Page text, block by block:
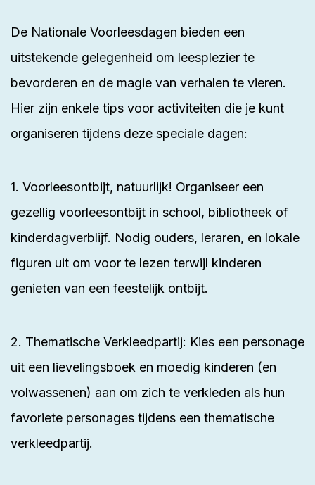
De Nationale Voorleesdagen bieden een
uitstekende gelegenheid om leesplezier te
bevorderen en de magie van verhalen te vieren.
Hier zijn enkele tips voor activiteiten die je kunt
organiseren tijdens deze speciale dagen:
1. Voorleesontbijt, natuurlijk! Organiseer een
gezellig voorleesontbijt in school, bibliotheek of
kinderdagverblijf. Nodig ouders, leraren, en lokale
figuren uit om voor te lezen terwijl kinderen
genieten van een feestelijk ontbijt.
2. Thematische Verkleedpartij: Kies een personage
uit een lievelingsboek en moedig kinderen (en
volwassenen) aan om zich te verkleden als hun
favoriete personages tijdens een thematische
verkleedpartij.